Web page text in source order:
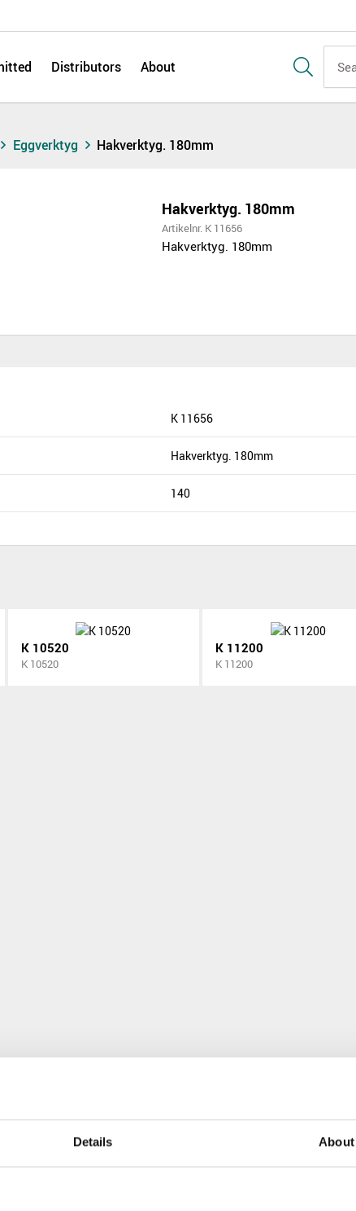
Details About
Distributors About
Eggverktyg Hakverktyg. 180mm
Hakverktyg. 180mm
Artikelnr. K 11656
Hakverktyg. 180mm
K 11656
Hakverktyg. 180mm
140
K 10520
K 10520
K 11200
K 11200